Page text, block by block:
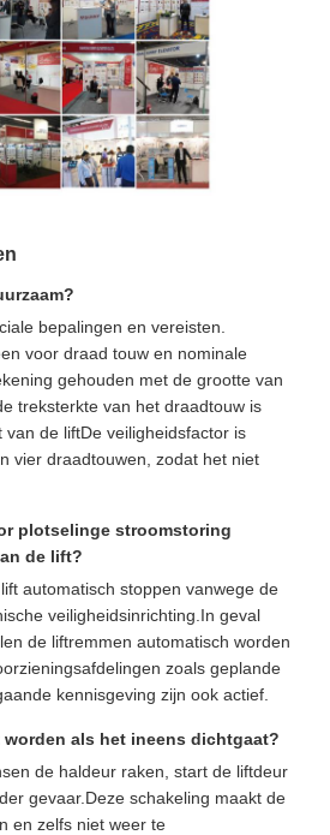
bepalingen en vereisten.
voor draad touw en nominale
gehouden met de grootte van
treksterkte van het draadtouw is
de liftDe veiligheidsfactor is
vier draadtouwen, zodat het niet
plotselinge stroomstoring
de lift?
automatisch stoppen vanwege de
veiligheidsinrichting.In geval
de liftremmen automatisch worden
zoals geplande
kennisgeving zijn ook actief.
als het ineens dichtgaat?
de haldeur raken, start de liftdeur
gevaar.Deze schakeling maakt de
en zelfs niet weer te